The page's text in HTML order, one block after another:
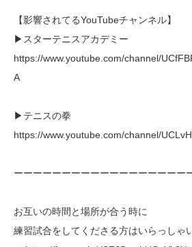
【影響されてるYouTubeチャンネル】
▶スターテニスアカデミー
https://www.youtube.com/channel/
A
▶テニスの拳
https://www.youtube.com/channel/
ーーーーーーーーーーーーーーーーーー
お互いの時間と場所が合う時に
練習試合をしてくださる方はいらっしゃ